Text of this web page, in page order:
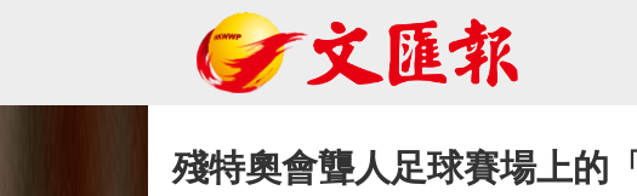
殘特奧會聾人足球賽場上的